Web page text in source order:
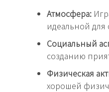
Атмосфера:
идеальной для
Социальный
созданию
Физическая
хорошей